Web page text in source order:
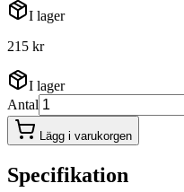
I lager
215 kr
I lager
Antal
Lägg i varukorgen
Specifikation